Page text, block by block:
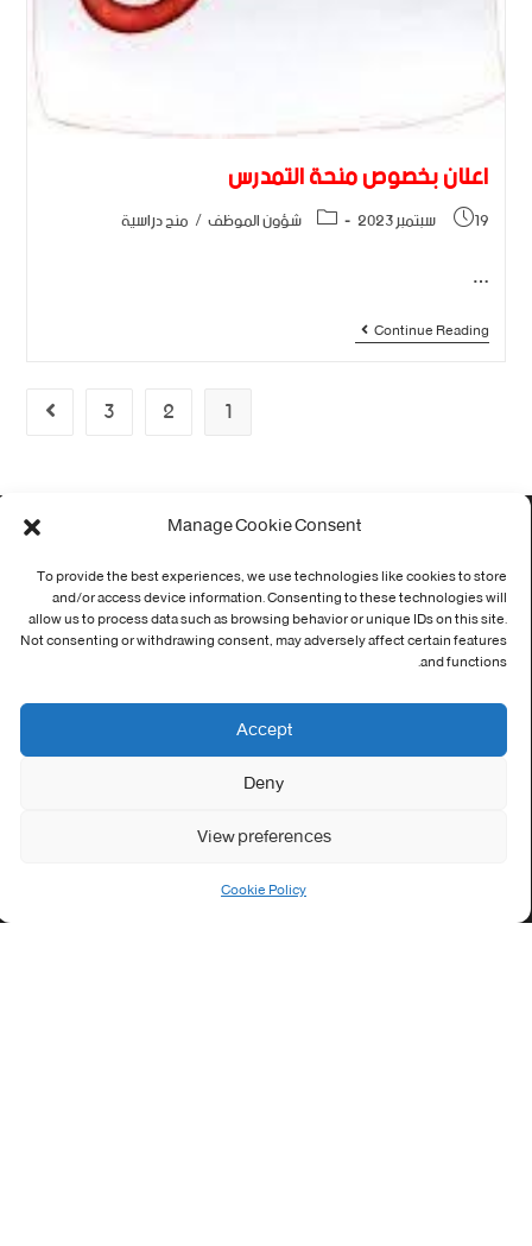
Manage Cookie Consent
To provide the best experiences, we use technologies like cookies to store
and/or access device information. Consenting to these technologies will
allow us to process data such as browsing behavior or unique IDs on this site.
Not consenting or withdrawing consent, may adversely affect certain features
and functions.
Accept
Deny
View preferences
Cookie Policy
اعلان بخصوص منحة التمدرس
19 سبتمبر 2023 شؤون الموظف/ منح دراسية
…
Continue Reading
1
2
3
الاخبار
التوظيف
الجامعة في سطور